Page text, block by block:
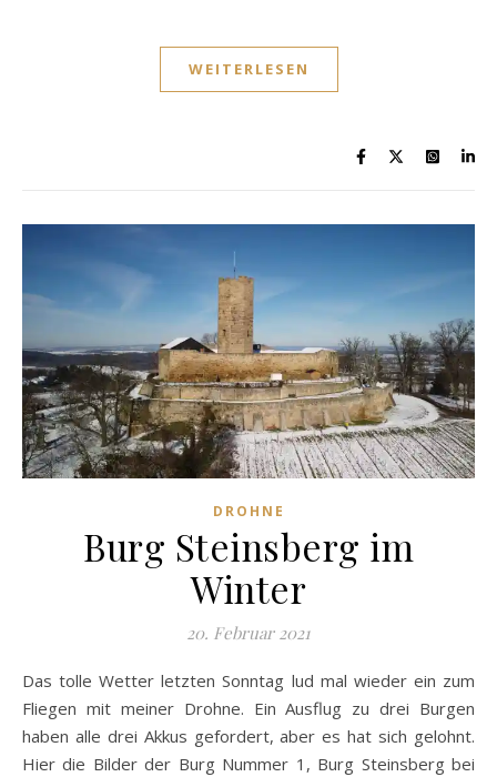
WEITERLESEN
DROHNE
Burg Steinsberg im
Winter
20. Februar 2021
Das tolle Wetter letzten Sonntag lud mal wieder ein zum
Fliegen mit meiner Drohne. Ein Ausflug zu drei Burgen
haben alle drei Akkus gefordert, aber es hat sich gelohnt.
Hier die Bilder der Burg Nummer 1, Burg Steinsberg bei